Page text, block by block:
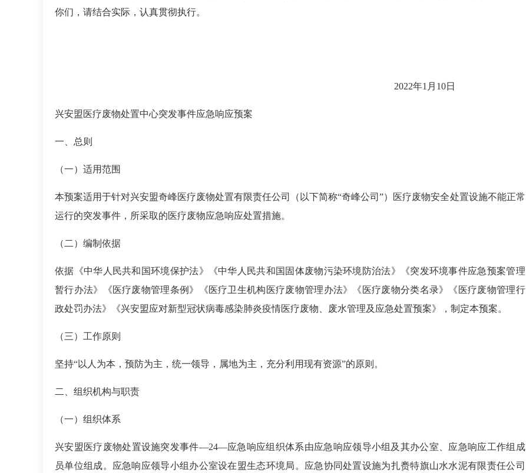
你们，请结合实际，认真贯彻执行。
2022年1月10日
兴安盟医疗废物处置中心突发事件应急响应预案
一、 总则
（一） 适用范围
本预案适用于针对兴安盟奇峰医疗废物处置有限责任公司（以下简称“奇峰公司”）医疗废物安全处置设施不能正常
运行的突发事件，所采取的医疗废物应急响应处置措施。
（二） 编制依据
依据《中华人民共和国环境保护法》《中华人民共和国固体废物污染环境防治法》《突发环境事件应急预案管理
暂行办法》《医疗废物管理条例》《医疗卫生机构医疗废物管理办法》《医疗废物分类名录》《医疗废物管理行
政处罚办法》《兴安盟应对新型冠状病毒感染肺炎疫情医疗废物、废水管理及应急处置预案》，制定本预案。
（三） 工作原则
坚持“以人为本，预防为主，统一领导，属地为主，充分利用现有资源”的原则。
二、 组织机构与职责
（一） 组织体系
兴安盟医疗废物处置设施突发事件—24—应急响应组织体系由应急响应领导小组及其办公室、应急响应工作组成
员单位组成。应急响应领导小组办公室设在盟生态环境局。应急协同处置设施为扎赉特旗山水水泥有限责任公司